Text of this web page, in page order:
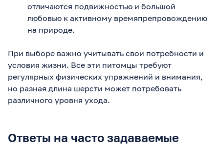
отличаются подвижностью и большой
любовью к активному времяпрепровождению
на природе.
При выборе важно учитывать свои потребности и
условия жизни. Все эти питомцы требуют
регулярных физических упражнений и внимания,
но разная длина шерсти может потребовать
различного уровня ухода.
Ответы на часто задаваемые